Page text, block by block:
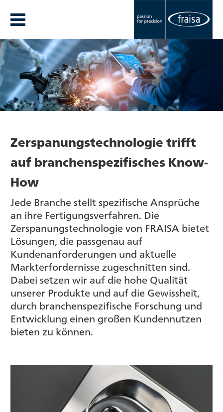
Zerspanungstechnologie trifft
auf branchenspezifisches Know-
How
Jede Branche stellt spezifische Ansprüche
an ihre Fertigungsverfahren. Die
Zerspanungstechnologie von FRAISA bietet
Lösungen, die passgenau auf
Kundenanforderungen und aktuelle
Markterfordernisse zugeschnitten sind.
Dabei setzen wir auf die hohe Qualität
unserer Produkte und auf die Gewissheit,
durch branchenspezifische Forschung und
Entwicklung einen großen Kundennutzen
bieten zu können.